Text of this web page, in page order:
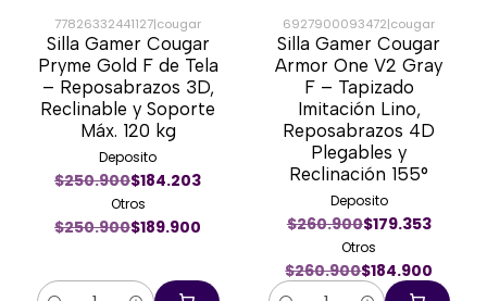
-24%
77826332441127|cougar
Silla Gamer Cougar
Pryme Gold F de Tela
– Reposabrazos 3D,
Reclinable y Soporte
Máx. 120 kg
Deposito
$250.900$184.203
Otros
$250.900$189.900
-29%
6927900093472|cougar
Silla Gamer Cougar
Armor One V2 Gray
F – Tapizado
Imitación Lino,
Reposabrazos 4D
Plegables y
Reclinación 155°
Deposito
$260.900$179.353
Otros
$260.900$184.900